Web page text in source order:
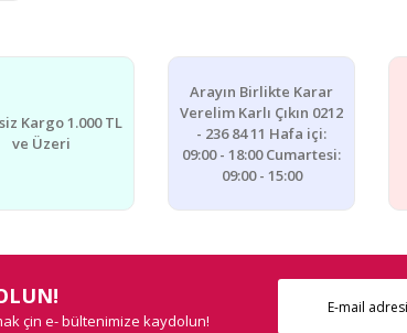
Kargo 1.000 TL
ve Üzeri
Arayın Birlikte Karar
Verelim Karlı Çıkın 0212
- 236 84 11 Hafa içi:
09:00 - 18:00 Cumartesi:
09:00 - 15:00
çin e- bültenimize kaydolun!